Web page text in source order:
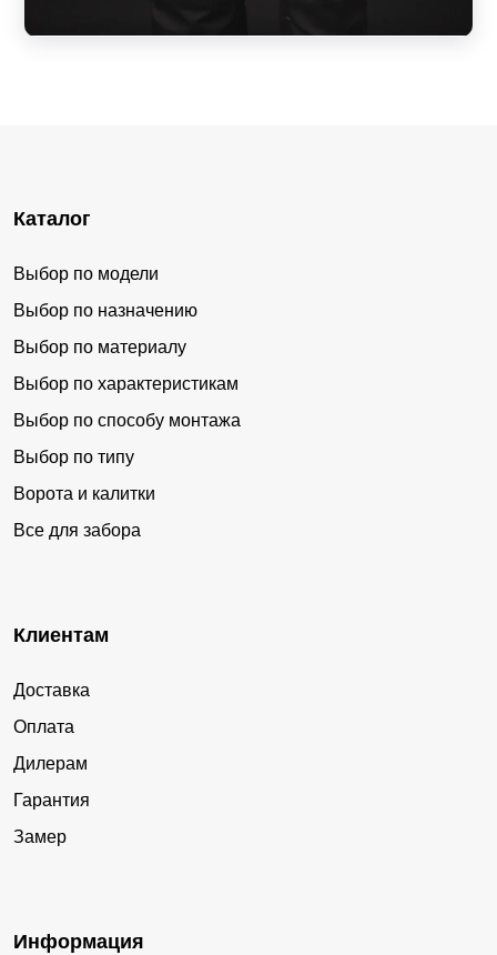
Каталог
Выбор по модели
Выбор по назначению
Выбор по материалу
Выбор по характеристикам
Выбор по способу монтажа
Выбор по типу
Ворота и калитки
Все для забора
Клиентам
Доставка
Оплата
Дилерам
Гарантия
Замер
Информация